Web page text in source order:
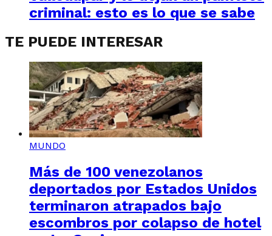
criminal: esto es lo que se sabe
TE PUEDE INTERESAR
MUNDO
Más de 100 venezolanos
deportados por Estados Unidos
terminaron atrapados bajo
escombros por colapso de hotel